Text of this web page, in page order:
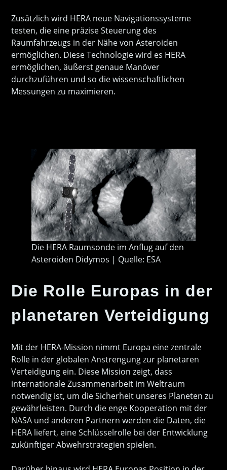
Zusätzlich wird HERA neue Navigationssysteme
testen, die eine präzise Steuerung des
Raumfahrzeugs in der Nähe von Asteroiden
ermöglichen. Diese Technologie wird es HERA
ermöglichen, äußerst genaue Manöver
durchzuführen und so die wissenschaftlichen
Messungen zu maximieren.
Die HERA Raumsonde im Anflug auf den
Asteroiden Didymos | Quelle: ESA
Die Rolle Europas in der
planetaren Verteidigung
Mit der HERA-Mission nimmt Europa eine zentrale
Rolle in der globalen Anstrengung zur planetaren
Verteidigung ein. Diese Mission zeigt, dass
internationale Zusammenarbeit im Weltraum
notwendig ist, um die Sicherheit unseres Planeten zu
gewährleisten. Durch die enge Kooperation mit der
NASA und anderen Partnern werden die Daten, die
HERA liefert, eine Schlüsselrolle bei der Entwicklung
zukünftiger Abwehrstrategien spielen.